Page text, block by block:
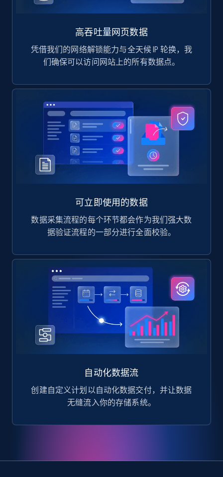
高吞吐量网页数据
凭借我们的网络解锁能力与全天候 IP 轮换，我
们确保可以访问网站上的所有数据点。
可立即使用的数据
数据采集流程的每个环节都会作为我们强大数
据验证流程的一部分进行全面校验。
自动化数据流
创建自定义计划以自动化数据交付，并让数据
无缝流入你的存储系统。